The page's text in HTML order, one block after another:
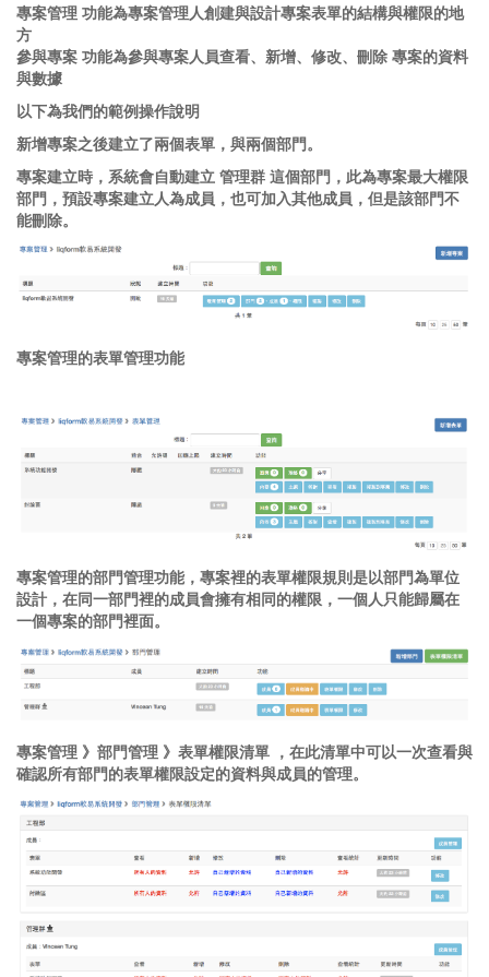
專案管理 功能為專案管理人創建與設計專案表單的結構與權限的地
方
參與專案 功能為參與專案人員查看、新增、修改、刪除 專案的資料
與數據
以下為我們的範例操作說明
新增專案之後建立了兩個表單，與兩個部門。
專案建立時，系統會自動建立 管理群 這個部門，此為專案最大權限
部門，預設專案建立人為成員，也可加入其他成員，但是該部門不
能刪除。
專案管理的表單管理功能
專案管理的部門管理功能，專案裡的表單權限規則是以部門為單位
設計，在同一部門裡的成員會擁有相同的權限，一個人只能歸屬在
一個專案的部門裡面。
專案管理 》部門管理 》表單權限清單 ，在此清單中可以一次查看與
確認所有部門的表單權限設定的資料與成員的管理。